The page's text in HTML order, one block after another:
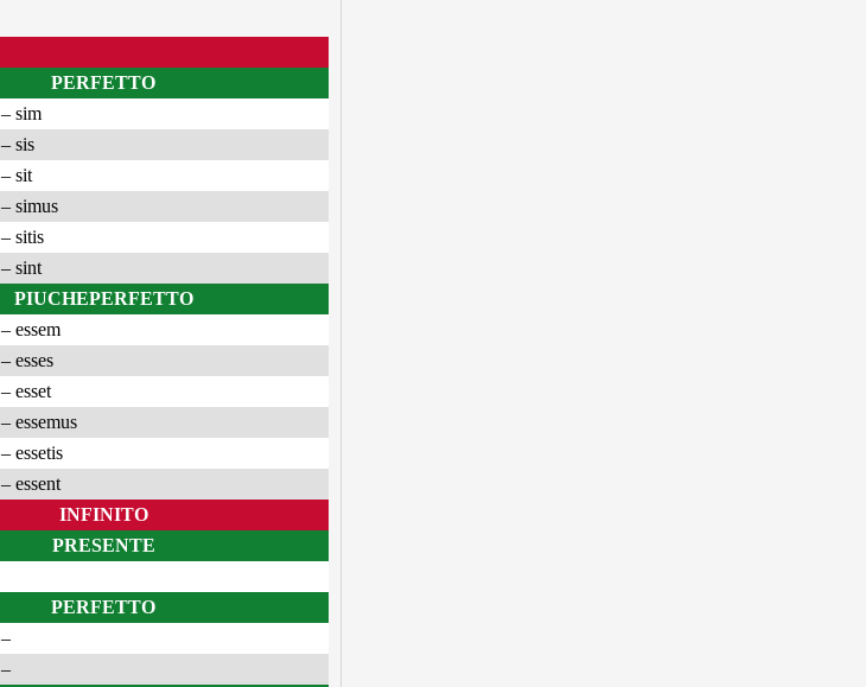
PERFETTO
– sim
– sis
– sit
– simus
– sitis
– sint
PIUCHEPERFETTO
– essem
– esses
– esset
– essemus
– essetis
– essent
INFINITO
PRESENTE
PERFETTO
–
–